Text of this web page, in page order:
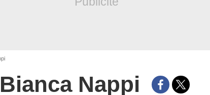
Bianca Nappi